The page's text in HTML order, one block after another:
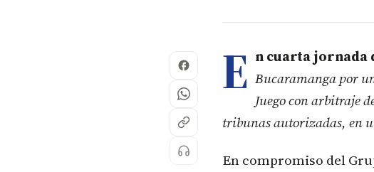
E n cuarta jornada
Bucaramanga por
Juego con arbitraje
tribunas autorizadas, en
En compromiso del